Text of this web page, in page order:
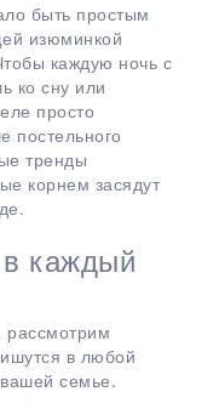
быть простым
изюминкой
каждую ночь с
ко сну или
просто
постельного
тренды
корнем засядут
каждый
рассмотрим
в любой
семье.